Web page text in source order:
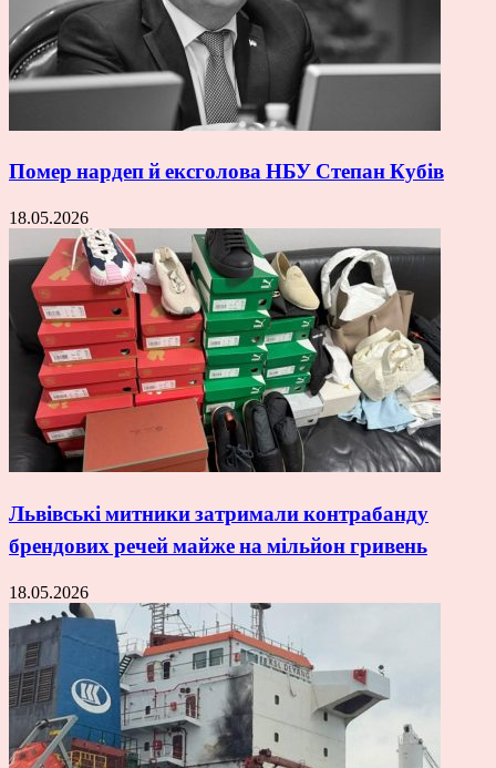
Помер нардеп й ексголова НБУ Степан Кубів
18.05.2026
Львівські митники затримали контрабанду
брендових речей майже на мільйон гривень
18.05.2026